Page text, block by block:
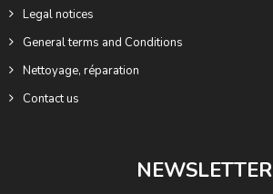
Legal notices
General terms and Conditions
Nettoyage, réparation
Contact us
NEWSLETTER